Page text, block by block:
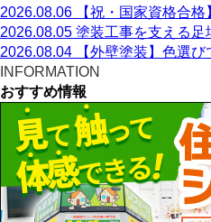
2026.08.06
【祝・国家資格合
2026.08.05 塗装工事を支える足
2026.08.04
【外壁塗装】色選
INFORMATION
おすすめ情報